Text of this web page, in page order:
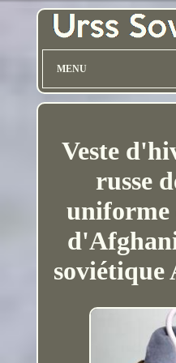
MENU
Veste
russe
uniforme